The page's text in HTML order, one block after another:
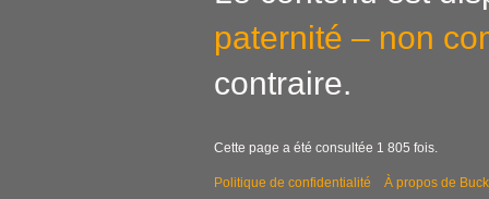
paternité – non
contraire.
Cette page a été consultée 1 805 fois.
Politique de confidentialité À propos de